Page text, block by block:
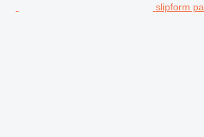
slipform